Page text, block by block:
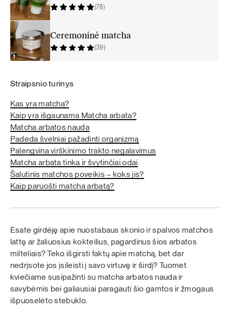
Straipsnio turinys
Kas yra matcha?
Kaip yra išgaunama Matcha arbata?
Matcha arbatos nauda
Padeda švelniai pažadinti organizmą
Palengvina virškinimo trakto negalavimus
Matcha arbata tinka ir švytinčiai odai
Šalutinis matchos poveikis – koks jis?
Kaip paruošti matcha arbatą?
Esate girdėję apie nuostabaus skonio ir spalvos matchos
lattę ar žaliuosius kokteilius, pagardinus šios arbatos
milteliais? Teko išgirsti faktų apie matchą, bet dar
nedrįsote jos įsileisti į savo virtuvę ir širdį? Tuomet
kviečiame susipažinti su matcha arbatos nauda ir
savybėmis bei galiausiai paragauti šio gamtos ir žmogaus
išpuoselėto stebuklo.
(78)
Ceremoninė matcha
(39)